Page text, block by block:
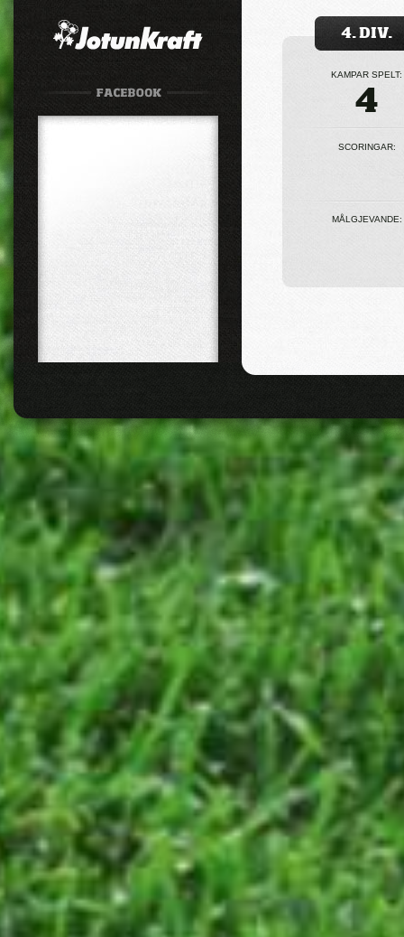
4. DIV.
KAMPAR SPELT:
4
SCORINGAR:
MÅLGJEVANDE: